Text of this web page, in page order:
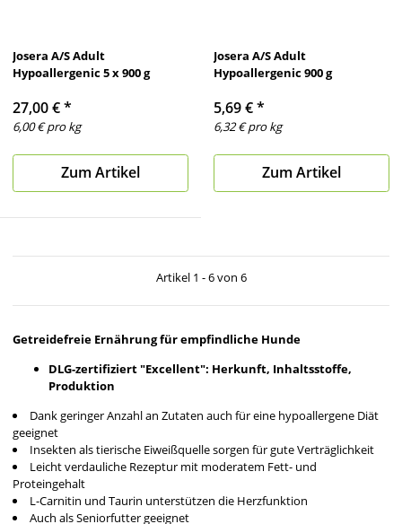
Josera A/S Adult
Hypoallergenic 5 x 900 g
27,00 €*
6,00 € pro kg
Zum Artikel
Josera A/S Adult
Hypoallergenic 900 g
5,69 €*
6,32 € pro kg
Zum Artikel
Artikel 1 - 6 von 6
Getreidefreie Ernährung für empfindliche Hunde
DLG-zertifiziert "Excellent": Herkunft, Inhaltsstoffe,
Produktion
Dank geringer Anzahl an Zutaten auch für eine hypoallergene Diät
geeignet
Insekten als tierische Eiweißquelle sorgen für gute Verträglichkeit
Leicht verdauliche Rezeptur mit moderatem Fett- und
Proteingehalt
L-Carnitin und Taurin unterstützen die Herzfunktion
Auch als Seniorfutter geeignet